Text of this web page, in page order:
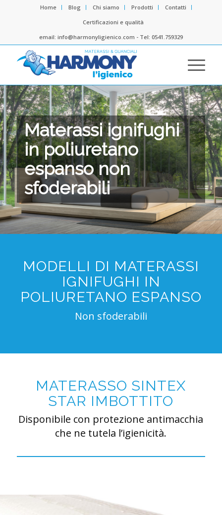
Home Blog Chi siamo Prodotti
Contatti
Certificazioni e qualità
email: info@harmonyligienico.com - Tel: 0541.759329
Materassi ignifughi
in poliuretano
espanso non
sfoderabili
MODELLI DI MATERASSI
IGNIFUGHI IN
POLIURETANO ESPANSO
Non sfoderabili
MATERASSO SINTEX
STAR IMBOTTITO
Disponibile con protezione antimacchia
che ne tutela l’igienicità.